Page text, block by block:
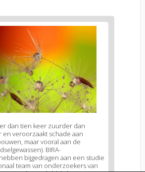
dan tien keer zuurder dan
en veroorzaakt schade aan
maar vooral aan de
BIRA-
bijgedragen aan een studie
team van onderzoekers van